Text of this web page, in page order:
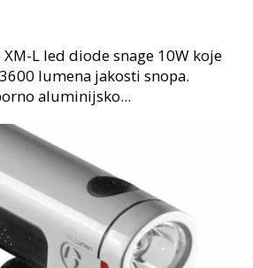
L led diode snage 10W koje
lumena jakosti snopa.
aluminijsko...